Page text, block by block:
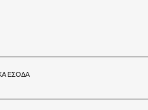
ΕΣΟΔΑ